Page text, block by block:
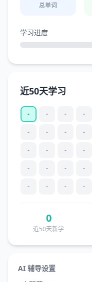
总单词
学习进度
近50天学习
- - - -
- - - -
- - - -
- - - -
- - - -
0
近50天新学
AI 辅导设置